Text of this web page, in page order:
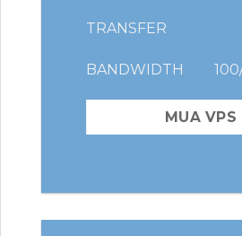
TRANSFER
BANDWIDTH
MUA VPS